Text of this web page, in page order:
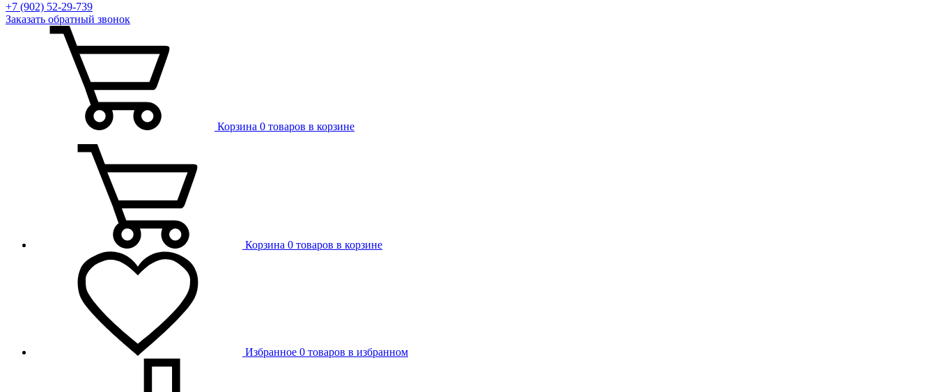
+7 (902) 52-29-739
Заказать обратный звонок
Корзина 0 товаров в корзине
Корзина 0 товаров в корзине
Избранное 0 товаров в избранном